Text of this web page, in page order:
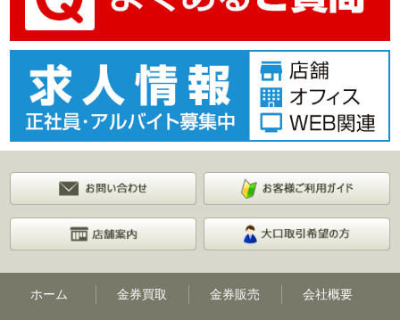
ホーム 金券買取 金券販売 会社概要